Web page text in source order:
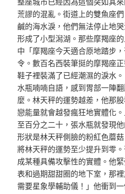
整座城市已經因為這個突如其
荒謬的混亂。街道上的雙魚座
鹹的海水淚，他們無法停止地
形成了小型潟湖。那些摩羯座
中「摩羯座今天適合原地踏步
令。數百名西裝筆挺的摩羯座
鞋子裡裝滿了已經潮濕的淚水
水瓶喃喃自語，感到胃部一陣
麼。林天秤的運勢越差，他那
戀能量就會越發瘋狂地實體化
至百分之二十，張水瓶就發現
形狀是林天秤側臉的粉紅色蘑
將林天秤的運勢至少提升到零
成某種具備攻擊性的實體。他
表和過期甜甜圈的地下室，那
需要星象學輔助儀！」他衝到